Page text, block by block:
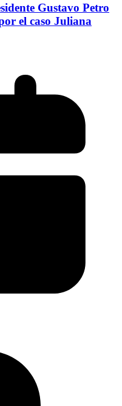
Gustavo Petro
el caso Juliana